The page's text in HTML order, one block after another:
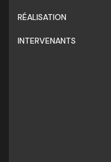
RÉALISATION
INTERVENANTS